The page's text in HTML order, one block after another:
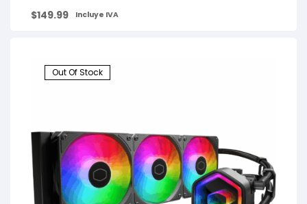
$149.99 Incluye IVA
Out Of Stock